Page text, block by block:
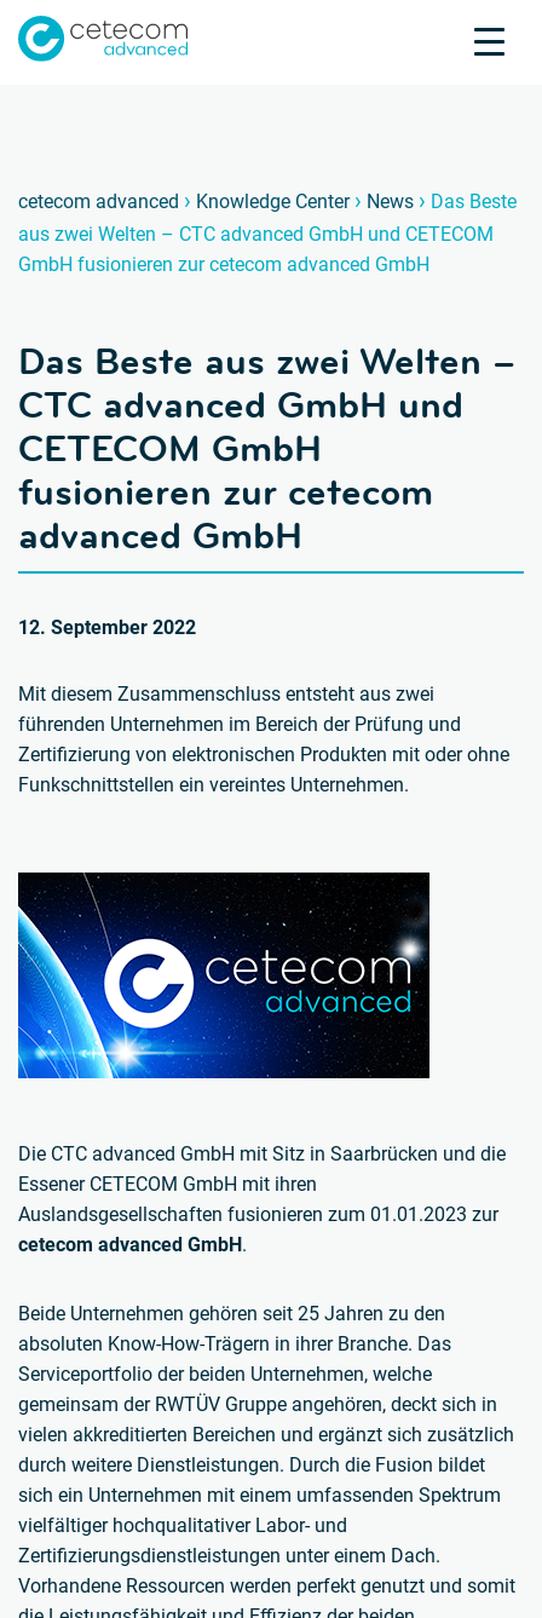
Produktprüfung
Branchen
Knowledge Center
cetecom advanced › Knowledge Center › News › Das Beste
aus zwei Welten – CTC advanced GmbH und CETECOM
GmbH fusionieren zur cetecom advanced GmbH
Das Beste aus zwei Welten –
CTC advanced GmbH und
CETECOM GmbH
fusionieren zur cetecom
advanced GmbH
12. September 2022
Mit diesem Zusammenschluss entsteht aus zwei
führenden Unternehmen im Bereich der Prüfung und
Zertifizierung von elektronischen Produkten mit oder ohne
Funkschnittstellen ein vereintes Unternehmen.
Die CTC advanced GmbH mit Sitz in Saarbrücken und die
Essener CETECOM GmbH mit ihren
Auslandsgesellschaften fusionieren zum 01.01.2023 zur
cetecom advanced GmbH.
Beide Unternehmen gehören seit 25 Jahren zu den
absoluten Know-How-Trägern in ihrer Branche. Das
Serviceportfolio der beiden Unternehmen, welche
gemeinsam der RWTÜV Gruppe angehören, deckt sich in
vielen akkreditierten Bereichen und ergänzt sich zusätzlich
durch weitere Dienstleistungen. Durch die Fusion bildet
sich ein Unternehmen mit einem umfassenden Spektrum
vielfältiger hochqualitativer Labor- und
Zertifizierungsdienstleistungen unter einem Dach.
Vorhandene Ressourcen werden perfekt genutzt und somit